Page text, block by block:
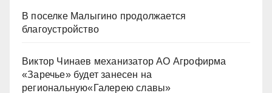
В поселке Малыгино продолжается
благоустройство
Виктор Чинаев механизатор АО Агрофирма
«Заречье» будет занесен на
региональную«Галерею славы»